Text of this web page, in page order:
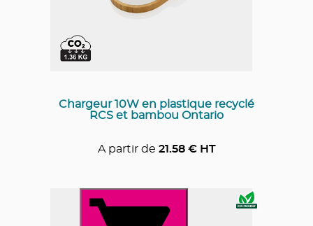
Chargeur 10W en plastique recyclé
RCS et bambou Ontario
A partir de 21.58€ HT